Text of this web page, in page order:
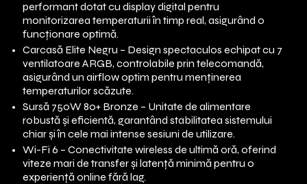
performant dotat cu display digital pentru
monitorizarea temperaturii în timp real, asigurând o
funcționare optimă.
Carcasă Elite Negru – Design spectaculos echipat cu 7
ventilatoare ARGB, controlabile prin telecomandă,
asigurând un airflow optim pentru menținerea
temperaturilor scăzute.
Sursă 750W 80+ Bronze – Unitate de alimentare
robustă și eficientă, garantând stabilitatea sistemului
chiar și în cele mai intense sesiuni de utilizare.
Wi-Fi 6 – Conectivitate wireless de ultimă oră, oferind
viteze mari de transfer și latență minimă pentru o
experiență online fără lag.